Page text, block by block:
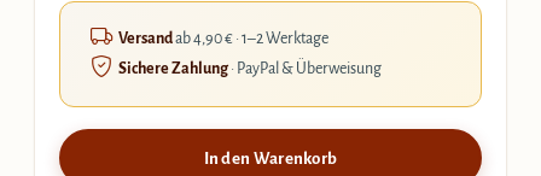
Versandab 4,90 € · 1–2 Werktage
Sichere Zahlung· PayPal & Überweisung
In den Warenkorb